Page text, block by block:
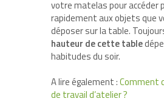
votre matelas pour accéder
rapidement aux objets que
déposer sur la table.
hauteur de cette table
habitudes du soir.
A lire également :Comment
de travail d’atelier ?